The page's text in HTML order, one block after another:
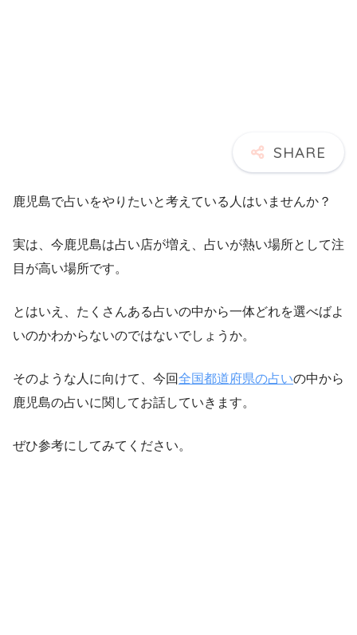
鹿児島で占いをやりたいと考えている人はいませんか？
実は、今鹿児島は占い店が増え、占いが熱い場所として注
目が高い場所です。
とはいえ、たくさんある占いの中から一体どれを選べばよ
いのかわからないのではないでしょうか。
そのような人に向けて、今回全国都道府県の占いの中から
鹿児島の占いに関してお話していきます。
ぜひ参考にしてみてください。